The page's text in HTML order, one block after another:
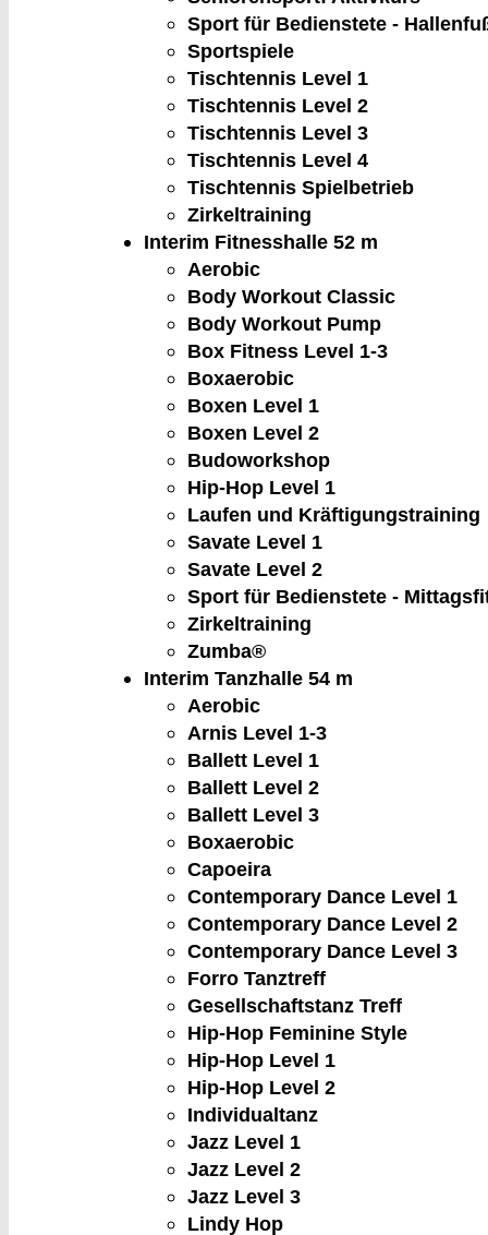
Sport für Bedienstete -
Sportspiele
Tischtennis Level 1
Tischtennis Level 2
Tischtennis Level 3
Tischtennis Level 4
Tischtennis Spielbetrieb
Zirkeltraining
Interim Fitnesshalle 52 m
Aerobic
Body Workout Classic
Body Workout Pump
Box Fitness Level 1-3
Boxaerobic
Boxen Level 1
Boxen Level 2
Budoworkshop
Hip-Hop Level 1
Laufen und Kräftigungstraining
Savate Level 1
Savate Level 2
Sport für Bedienstete -
Zirkeltraining
Zumba®
Interim Tanzhalle 54 m
Aerobic
Arnis Level 1-3
Ballett Level 1
Ballett Level 2
Ballett Level 3
Boxaerobic
Capoeira
Contemporary Dance Level 1
Contemporary Dance Level 2
Contemporary Dance Level 3
Forro Tanztreff
Gesellschaftstanz Treff
Hip-Hop Feminine Style
Hip-Hop Level 1
Hip-Hop Level 2
Individualtanz
Jazz Level 1
Jazz Level 2
Jazz Level 3
Lindy Hop